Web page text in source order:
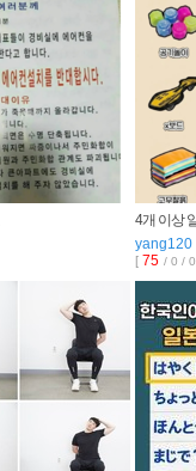
4개 이상
yang120
[ 75 / 0 /